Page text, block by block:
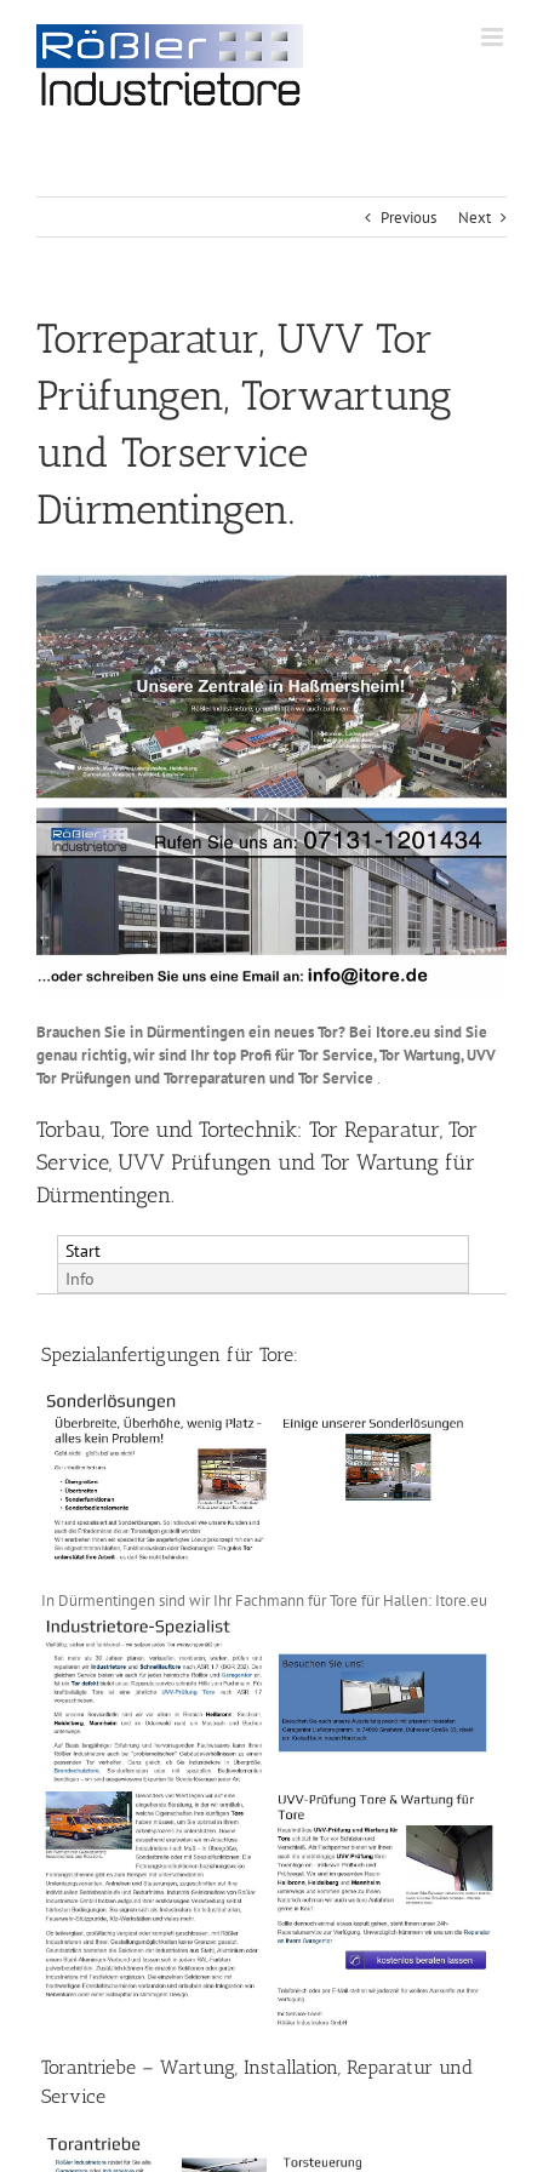
Previous Next
Torreparatur, UVV Tor
Prüfungen, Torwartung
und Torservice
Dürmentingen.
Brauchen Sie in Dürmentingen ein neues Tor? Bei Itore.eu sind Sie
genau richtig, wir sind Ihr top Profi für Tor Service, Tor Wartung, UVV
Tor Prüfungen und Torreparaturen und Tor Service .
Torbau, Tore und Tortechnik: Tor Reparatur, Tor
Service, UVV Prüfungen und Tor Wartung für
Dürmentingen.
Start
Info
Spezialanfertigungen für Tore:
In Dürmentingen sind wir Ihr Fachmann für Tore für Hallen: Itore.eu
Torantriebe – Wartung, Installation, Reparatur und
Service